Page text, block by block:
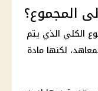
المجموع؟
الكلي الذي يتم
لكنها مادة